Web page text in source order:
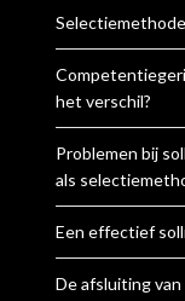
het verschil?
Problemen bij
als
Een effectief
De afsluiting